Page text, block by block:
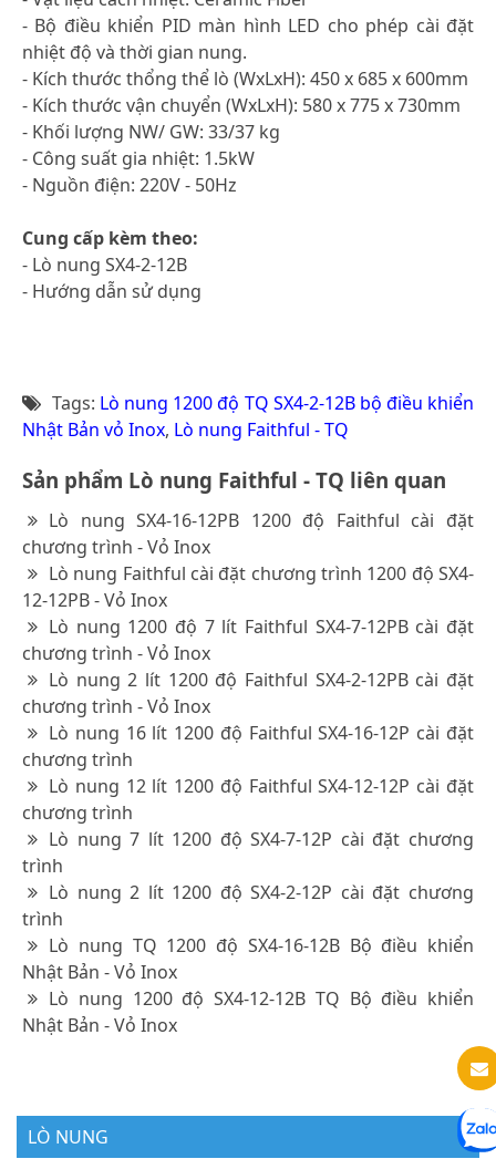
- Bộ điều khiển PID màn hình LED cho phép cài đặt
nhiệt độ và thời gian nung.
- Kích thước thổng thể lò (WxLxH): 450 x 685 x 600mm
- Kích thước vận chuyển (WxLxH): 580 x 775 x 730mm
- Khối lượng NW/ GW: 33/37 kg
- Công suất gia nhiệt: 1.5kW
- Nguồn điện: 220V - 50Hz
Cung cấp kèm theo:
- Lò nung SX4-2-12B
- Hướng dẫn sử dụng
Tags: Lò nung 1200 độ TQ SX4-2-12B bộ điều khiển
Nhật Bản vỏ Inox, Lò nung Faithful - TQ
Sản phẩm Lò nung Faithful - TQ liên quan
Lò nung SX4-16-12PB 1200 độ Faithful cài đặt
chương trình - Vỏ Inox
Lò nung Faithful cài đặt chương trình 1200 độ SX4-
12-12PB - Vỏ Inox
Lò nung 1200 độ 7 lít Faithful SX4-7-12PB cài đặt
chương trình - Vỏ Inox
Lò nung 2 lít 1200 độ Faithful SX4-2-12PB cài đặt
chương trình - Vỏ Inox
Lò nung 16 lít 1200 độ Faithful SX4-16-12P cài đặt
chương trình
Lò nung 12 lít 1200 độ Faithful SX4-12-12P cài đặt
chương trình
Lò nung 7 lít 1200 độ SX4-7-12P cài đặt chương
trình
Lò nung 2 lít 1200 độ SX4-2-12P cài đặt chương
trình
Lò nung TQ 1200 độ SX4-16-12B Bộ điều khiển
Nhật Bản - Vỏ Inox
Lò nung 1200 độ SX4-12-12B TQ Bộ điều khiển
Nhật Bản - Vỏ Inox
LÒ NUNG